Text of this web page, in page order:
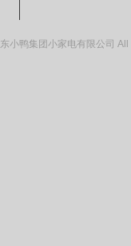
东小鸭集团小家电有限公司